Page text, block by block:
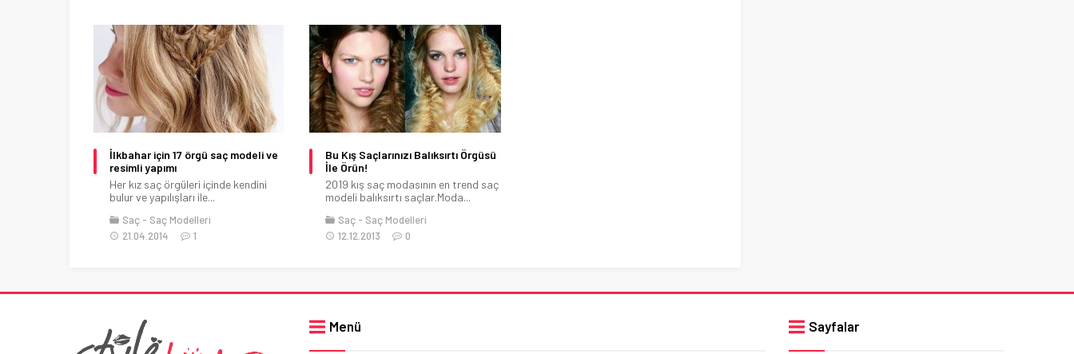
İlkbahar için 17 örgü saç modeli ve
resimli yapımı
Her kız saç örgüleri içinde kendini
bulur ve yapılışları ile...
Saç
Saç Modelleri
21.04.2014
1
Bu Kış Saçlarınızı Balıksırtı Örgüsü
İle Örün!
2019 kış saç modasının en trend saç
modeli balıksırtı saçlar.Moda...
Saç
Saç Modelleri
12.12.2013
0
Menü Sayfalar